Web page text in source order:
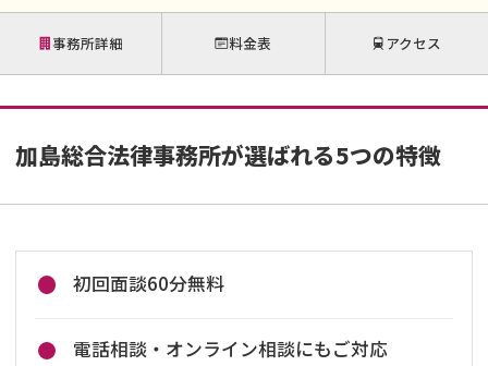
事務所詳細 料金表 アクセス
加島総合法律事務所が選ばれる5つの特徴
初回面談60分無料
電話相談・オンライン相談にもご対応